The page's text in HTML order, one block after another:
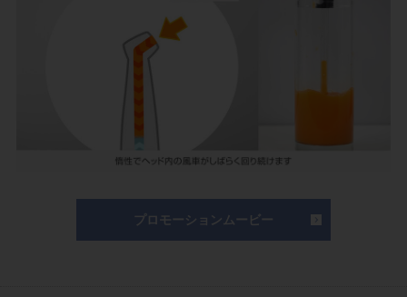
プロモーションムービー